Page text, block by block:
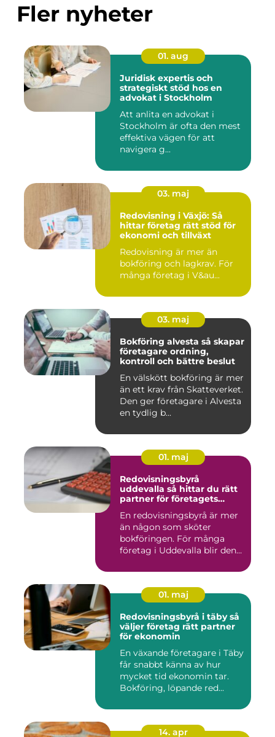
Fler nyheter
01. aug
Juridisk expertis och
strategiskt stöd hos en
advokat i Stockholm
Att anlita en advokat i
Stockholm är ofta den mest
effektiva vägen för att
navigera g...
03. maj
Redovisning i Växjö: Så
hittar företag rätt stöd för
ekonomi och tillväxt
Redovisning är mer än
bokföring och lagkrav. För
många företag i V&au...
03. maj
Bokföring alvesta så skapar
företagare ordning,
kontroll och bättre beslut
En välskött bokföring är mer
än ett krav från Skatteverket.
Den ger företagare i Alvesta
en tydlig b...
01. maj
Redovisningsbyrå
uddevalla så hittar du rätt
partner för företagets
En redovisningsbyrå är mer
än någon som sköter
bokföringen. För många
företag i Uddevalla blir den
01. maj
Redovisningsbyrå i täby så
väljer företag rätt partner
för ekonomin
En växande företagare i Täby
får snabbt känna av hur
mycket tid ekonomin tar.
Bokföring, löpande red...
14. apr